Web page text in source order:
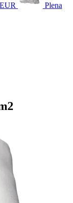
Plena